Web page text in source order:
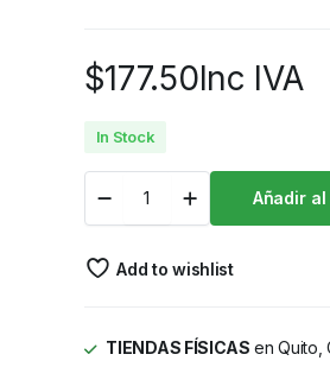
$177.50Inc IVA
In Stock
Añadir
Add to wishlist
TIENDAS FÍSICAS en Quito,